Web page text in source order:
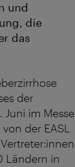
und
die
das
der
Juni im Messe
der EASL
Ländern in